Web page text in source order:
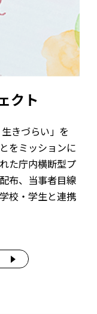
クト
きづらい」を
をミッションに
た庁内横断型プ
布、当事者目線
校・学生と連携